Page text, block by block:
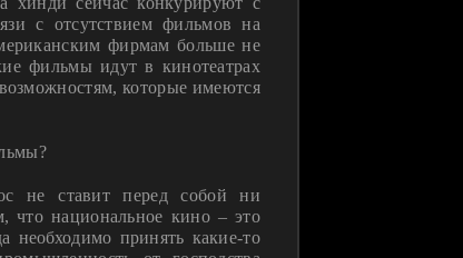
с отсутствием фильмов на
фирмам больше не
фильмы идут в кинотеатрах
которые имеются
не ставит перед собой ни
что национальное кино – это
необходимо принять какие-то